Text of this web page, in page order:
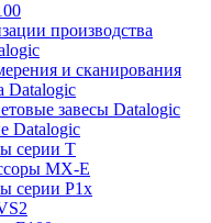
производства
и сканирования
Datalogic
завесы Datalogic
Datalogic
серии T
MX-E
серии P1x